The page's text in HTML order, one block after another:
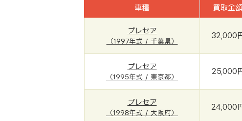
車種 買取金額
プレセア
（1997年式 / 千葉県）
32,000
プレセア
（1995年式 / 東京都）
25,000
プレセア
（1998年式 / 大阪府）
24,000